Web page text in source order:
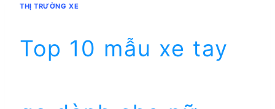
THỊ TRƯỜNG XE
Top 10 mẫu xe tay